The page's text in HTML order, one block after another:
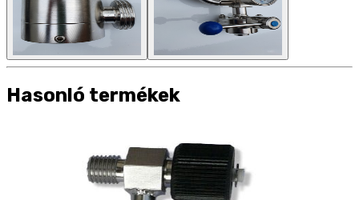
Hasonló termékek